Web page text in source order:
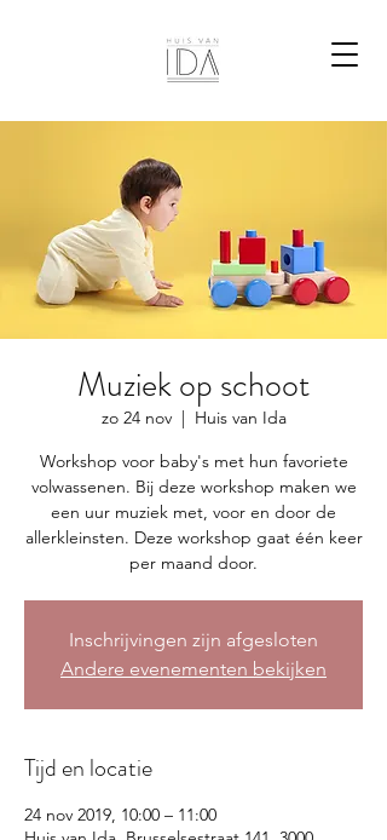
Muziek op schoot
zo 24 nov
  |
Huis van Ida
Workshop voor baby's met hun favoriete
volwassenen. Bij deze workshop maken we
een uur muziek met, voor en door de
allerkleinsten. Deze workshop gaat één keer
per maand door.
Inschrijvingen zijn afgesloten
Andere evenementen bekijken
Tijd en locatie
24 nov 2019, 10:00 – 11:00